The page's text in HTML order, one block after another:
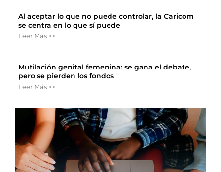
Al aceptar lo que no puede controlar, la Caricom
se centra en lo que sí puede
Leer Más >>
Mutilación genital femenina: se gana el debate,
pero se pierden los fondos
Leer Más >>